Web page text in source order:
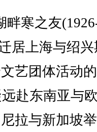
寒之友
居上海与绍
艺团体活动
赴东南亚与
拉与新加坡